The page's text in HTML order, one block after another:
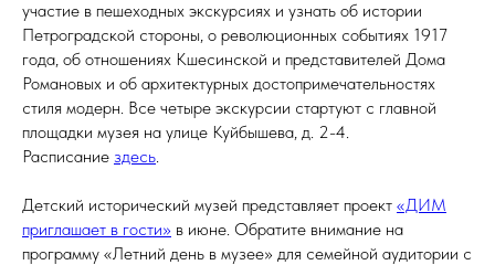
участие в пешеходных экскурсиях и узнать об истории
Петроградской стороны, о революционных событиях 1917
года, об отношениях Кшесинской и представителей Дома
Романовых и об архитектурных достопримечательностях
стиля модерн. Все четыре экскурсии стартуют с главной
площадки музея на улице Куйбышева, д. 2-4.
Расписание здесь
Детский исторический музей представляет проект «ДИМ
приглашает в гости» в июне. Обратите внимание на
программу «Летний день в музее» для семейной аудитории с